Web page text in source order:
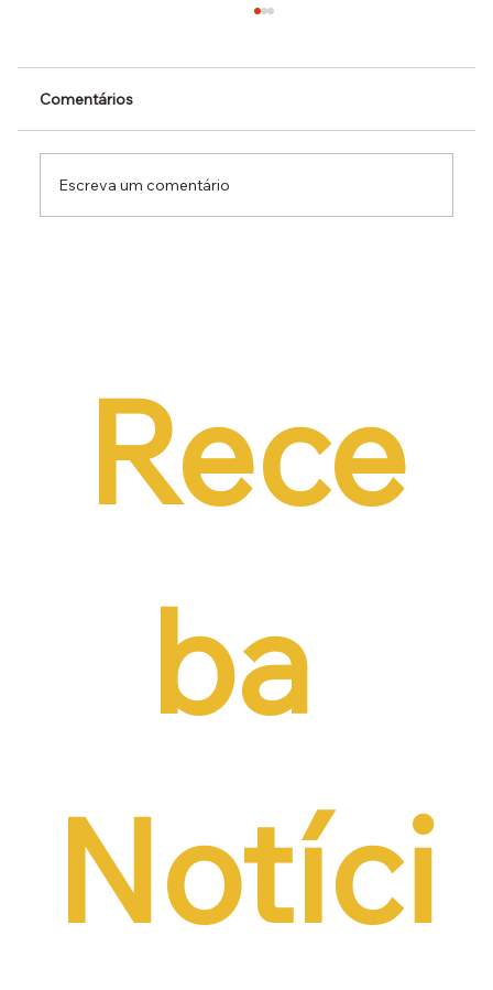
Comentários
Escreva um comentário
Rece
ba
Notíci